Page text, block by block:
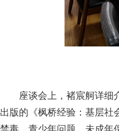
座谈会上，褚宸舸详细
出版的《枫桥经验：基层社
禁毒、青少年问题、未成年